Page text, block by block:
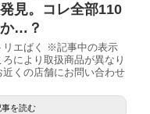
見。コレ全部110
…？
リエばく ※記事中の表示
により取扱商品が異なり
近くの店舗にお問い合わせ
事を読む